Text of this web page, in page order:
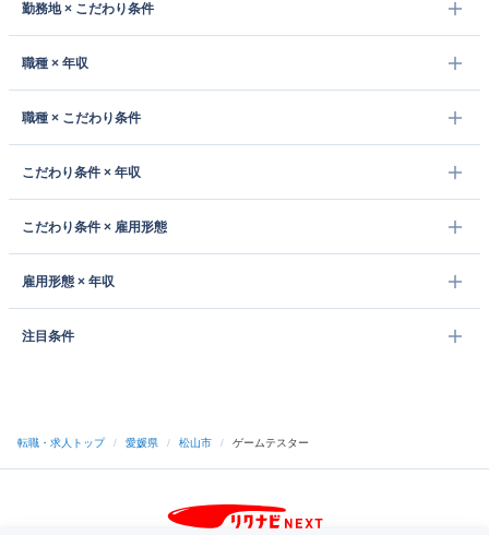
勤務地 × こだわり条件
職種 × 年収
職種 × こだわり条件
こだわり条件 × 年収
こだわり条件 × 雇用形態
雇用形態 × 年収
注目条件
転職・求人トップ / 愛媛県 / 松山市 / ゲームテスター